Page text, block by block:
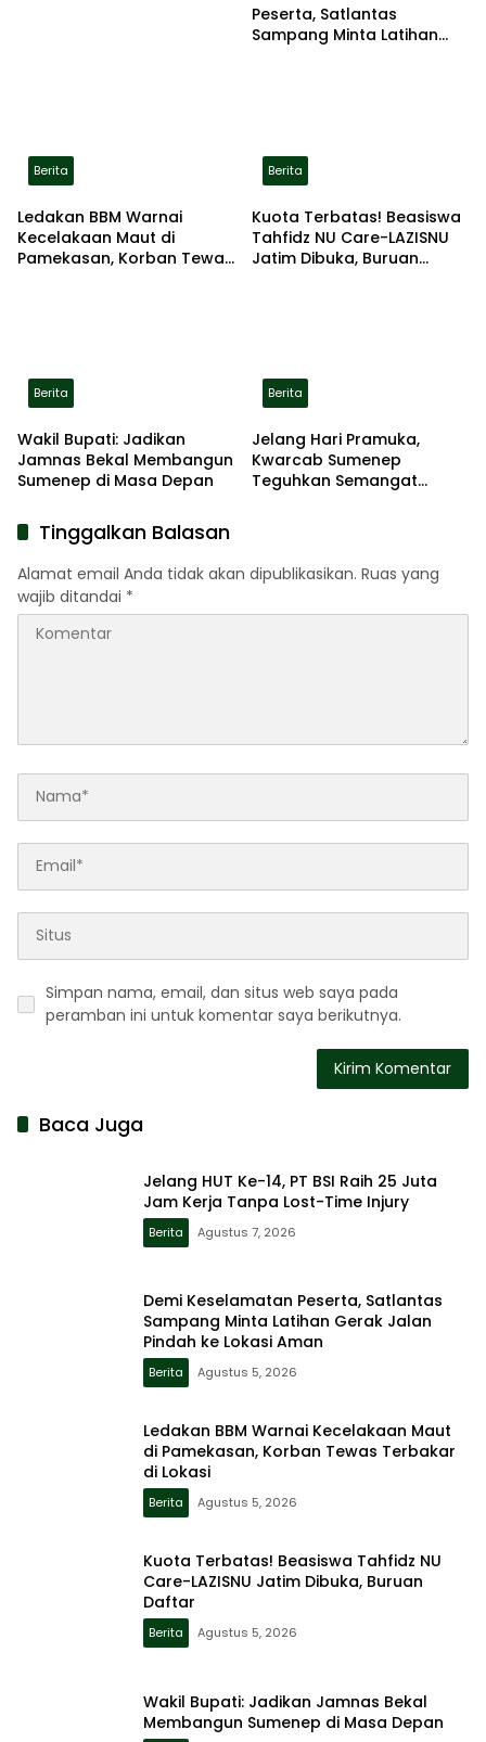
Peserta, Satlantas
Sampang Minta Latihan
Berita
Ledakan BBM Warnai
Kecelakaan Maut di
Pamekasan, Korban Tewas
Berita
Kuota Terbatas! Beasiswa
Tahfidz NU Care-LAZISNU
Jatim Dibuka, Buruan
Berita
Wakil Bupati: Jadikan
Jamnas Bekal Membangun
Sumenep di Masa Depan
Berita
Jelang Hari Pramuka,
Kwarcab Sumenep
Teguhkan Semangat
Tinggalkan Balasan
Alamat email Anda tidak akan dipublikasikan. Ruas yang
wajib ditandai *
Simpan nama, email, dan situs web saya pada
peramban ini untuk komentar saya berikutnya.
Baca Juga
Jelang HUT Ke-14, PT BSI Raih 25 Juta
Jam Kerja Tanpa Lost-Time Injury
Berita Agustus 7, 2026
Demi Keselamatan Peserta, Satlantas
Sampang Minta Latihan Gerak Jalan
Pindah ke Lokasi Aman
Berita Agustus 5, 2026
Ledakan BBM Warnai Kecelakaan Maut
di Pamekasan, Korban Tewas Terbakar
di Lokasi
Berita Agustus 5, 2026
Kuota Terbatas! Beasiswa Tahfidz NU
Care-LAZISNU Jatim Dibuka, Buruan
Daftar
Berita Agustus 5, 2026
Wakil Bupati: Jadikan Jamnas Bekal
Membangun Sumenep di Masa Depan